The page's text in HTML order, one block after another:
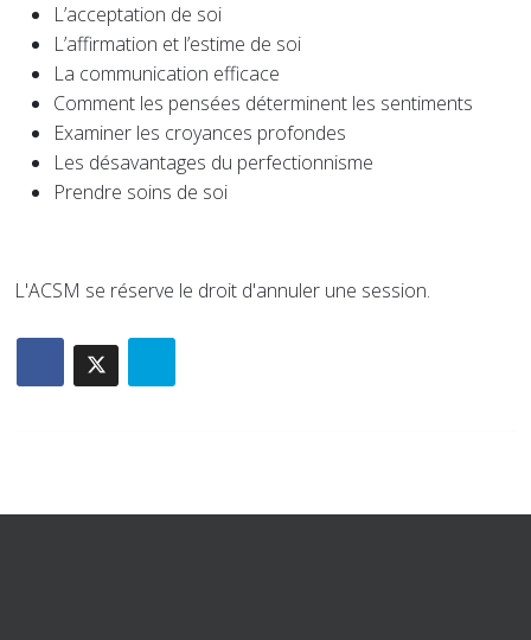
L’acceptation de soi
L’affirmation et l’estime de soi
La communication efficace
Comment les pensées déterminent les sentiments
Examiner les croyances profondes
Les désavantages du perfectionnisme
Prendre soins de soi
L'ACSM se réserve le droit d'annuler une session.